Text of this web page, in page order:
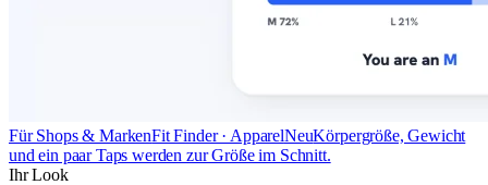
Für Shops & MarkenFit Finder · ApparelNeuKörpergröße, Gewicht
und ein paar Taps werden zur Größe im Schnitt.
Ihr Look